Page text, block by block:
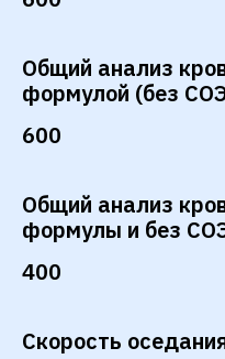
Общий анализ
формулой (без
600
Общий анализ
формулы и без
400
Скорость